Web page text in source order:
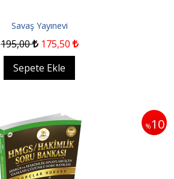
Savaş Yayınevi
195,00 175,50
Sepete Ekle
%10